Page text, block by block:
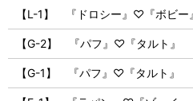
【L-1】 『ドロシー』♡『ボビー
【G-2】 『パフ』♡『タルト』
【G-1】 『パフ』♡『タルト』